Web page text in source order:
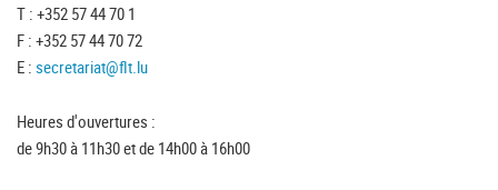
T : +352 57 44 70 1
F : +352 57 44 70 72
E : secretariat@flt.lu
Heures d'ouvertures :
de 9h30 à 11h30 et de 14h00 à 16h00